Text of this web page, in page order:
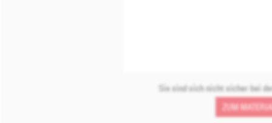
Sie sind sich nicht sicher bei
ZUM